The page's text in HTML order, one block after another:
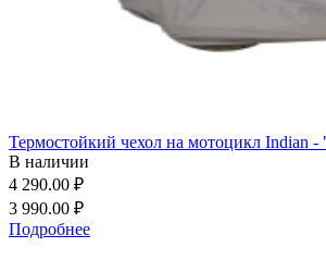
Термостойкий чехол на мотоцикл Indian -
В наличии
4 290.00 ₽
3 990.00 ₽
Подробнее